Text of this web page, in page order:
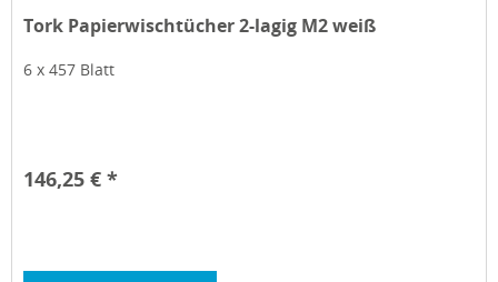
Tork Papierwischtücher 2-lagig M2 weiß
6 x 457 Blatt
146,25 € *